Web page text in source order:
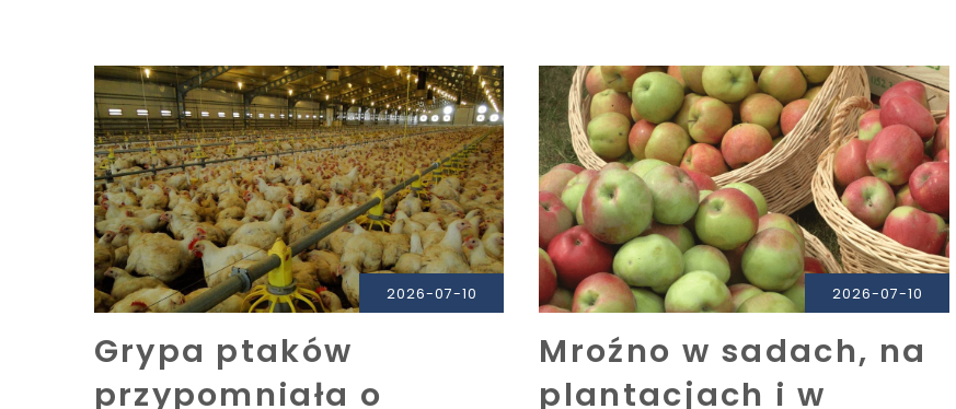
2026-07-10
Grypa ptaków
przypomniała o
PRZECZYTAJ
2026-07-10
Mroźno w sadach, na
plantacjach i w